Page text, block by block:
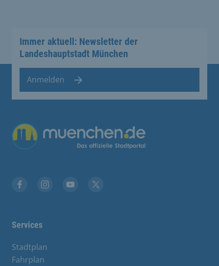
Immer aktuell: Newsletter der
Landeshauptstadt München
Anmelden
Übergreifende Links
Services
Stadtplan
Fahrplan